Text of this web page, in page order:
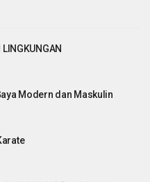
LINGKUNGAN
Modern dan Maskulin